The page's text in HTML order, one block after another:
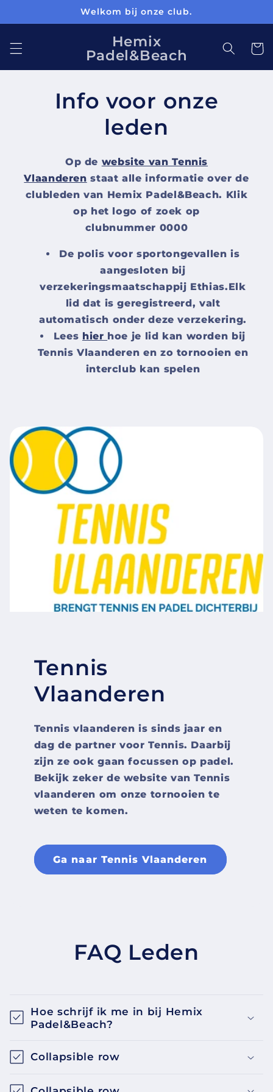
content
Welkom bij onze club.
Hemix
Padel&Beach
Info voor onze
leden
Op de website van Tennis
Vlaanderen staat alle informatie over de
clubleden van Hemix Padel&Beach. Klik
op het logo of zoek op
clubnummer 0000
De polis voor sportongevallen is
aangesloten bij
verzekeringsmaatschappij Ethias.Elk
lid dat is geregistreerd, valt
automatisch onder deze verzekering.
Lees hier hoe je lid kan worden bij
Tennis Vlaanderen en zo tornooien en
interclub kan spelen
Tennis
Vlaanderen
Tennis vlaanderen is sinds jaar en
dag de partner voor Tennis. Daarbij
zijn ze ook gaan focussen op padel.
Bekijk zeker de website van Tennis
vlaanderen om onze tornooien te
weten te komen.
Ga naar Tennis Vlaanderen
FAQ Leden
Hoe schrijf ik me in bij Hemix
Padel&Beach?
Collapsible row